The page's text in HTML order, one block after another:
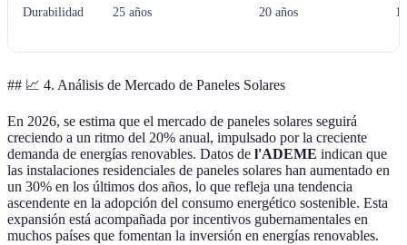
Durabilidad 25 años 20 años
## 📈 4. Análisis de Mercado de Paneles Solares
En 2026, se estima que el mercado de paneles solares seguirá
creciendo a un ritmo del 20% anual, impulsado por la creciente
demanda de energías renovables. Datos de l'ADEME indican que
las instalaciones residenciales de paneles solares han aumentado en
un 30% en los últimos dos años, lo que refleja una tendencia
ascendente en la adopción del consumo energético sostenible. Esta
expansión está acompañada por incentivos gubernamentales en
muchos países que fomentan la inversión en energías renovables.